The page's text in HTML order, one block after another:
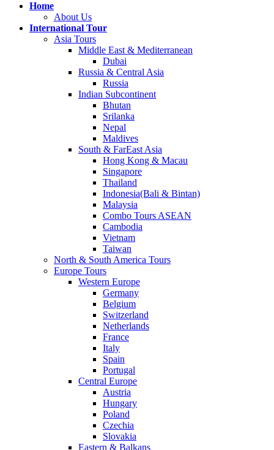
Home
About Us
International Tour
Asia Tours
Middle East & Mediterranean
Dubai
Russia & Central Asia
Russia
Indian Subcontinent
Bhutan
Srilanka
Nepal
Maldives
South & FarEast Asia
Hong Kong & Macau
Singapore
Thailand
Indonesia(Bali & Bintan)
Malaysia
Combo Tours ASEAN
Cambodia
Vietnam
Taiwan
North & South America Tours
Europe Tours
Western Europe
Germany
Belgium
Switzerland
Netherlands
France
Italy
Spain
Portugal
Central Europe
Austria
Hungary
Poland
Czechia
Slovakia
Eastern & Balkans